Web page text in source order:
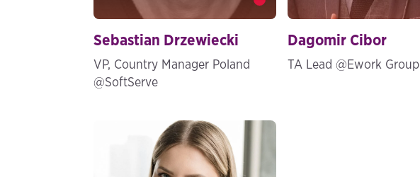
Sebastian Drzewiecki
VP, Country Manager Poland
@SoftServe
Dagomir Cibor
TA Lead @Ework Group